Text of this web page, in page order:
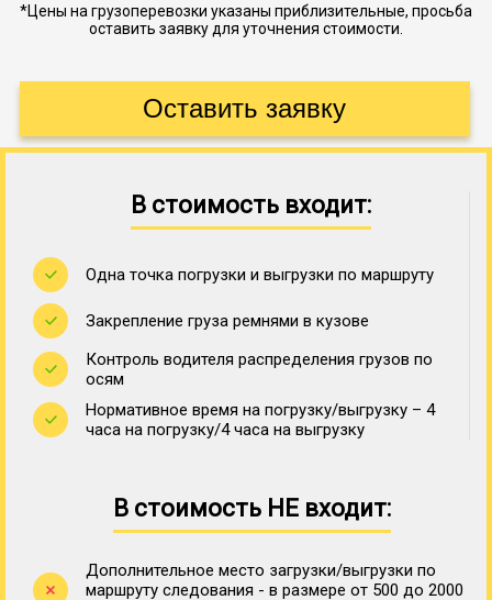
*Цены на грузоперевозки указаны приблизительные, просьба
оставить заявку для уточнения стоимости.
В стоимость входит:
Одна точка погрузки и выгрузки по маршруту
Закрепление груза ремнями в кузове
Контроль водителя распределения грузов по
осям
Нормативное время на погрузку/выгрузку – 4
часа на погрузку/4 часа на выгрузку
В стоимость НЕ входит:
Дополнительное место загрузки/выгрузки по
маршруту следования - в размере от 500 до 2000